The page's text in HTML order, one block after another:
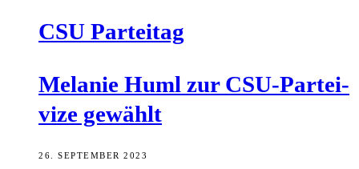
CSU Par­tei­tag
Mela­nie Huml zur CSU-Par­tei­
vi­ze gewählt
26. SEPTEMBER 2023